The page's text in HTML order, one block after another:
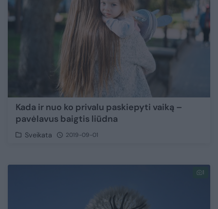
Kada ir nuo ko privalu paskiepyti vaiką –
pavėlavus baigtis liūdna
Sveikata 2019-09-01
1